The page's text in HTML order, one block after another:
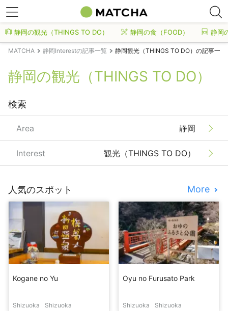
静岡の観光（THINGS TO DO） 静岡の食（FOOD） 静岡
MATCHA 静岡Interestの記事一覧 静岡観光（THINGS TO DO）の記事一覧
静岡の観光（THINGS TO DO）
検索
Area 静岡
Interest 観光（THINGS TO DO）
人気のスポット More
Kogane no Yu
Shizuoka Shizuoka
Oyu no Furusato Park
Shizuoka Shizuoka